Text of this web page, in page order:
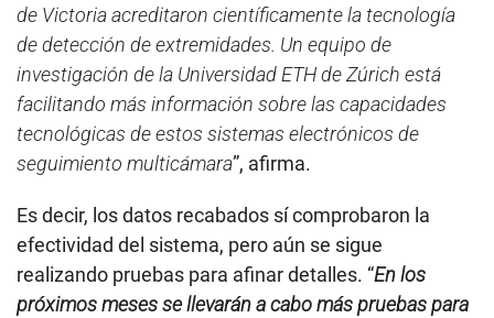
de Victoria acreditaron científicamente la tecnología
de detección de extremidades. Un equipo de
investigación de la Universidad ETH de Zúrich está
facilitando más información sobre las capacidades
tecnológicas de estos sistemas electrónicos de
seguimiento multicámara”, afirma.
Es decir, los datos recabados sí comprobaron la
efectividad del sistema, pero aún se sigue
realizando pruebas para afinar detalles. “En los
próximos meses se llevarán a cabo más pruebas para